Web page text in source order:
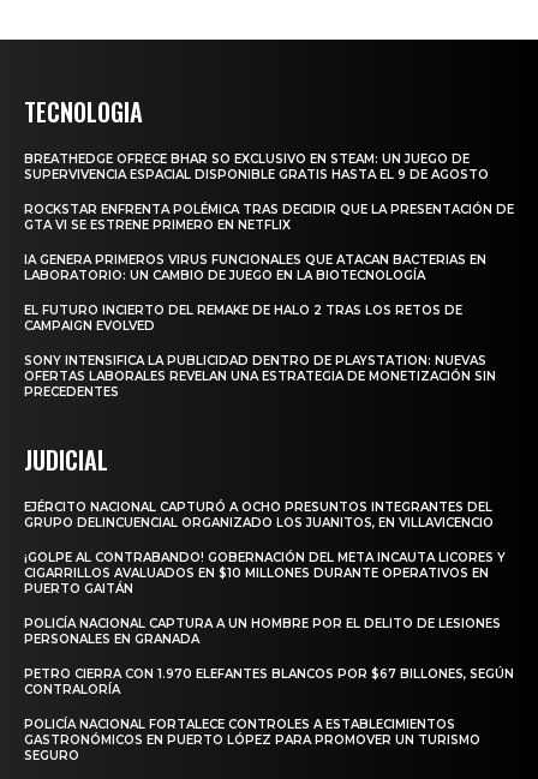
TECNOLOGIA
BREATHEDGE OFRECE BHAR SO EXCLUSIVO EN STEAM: UN JUEGO DE
SUPERVIVENCIA ESPACIAL DISPONIBLE GRATIS HASTA EL 9 DE AGOSTO
ROCKSTAR ENFRENTA POLÉMICA TRAS DECIDIR QUE LA PRESENTACIÓN DE
GTA VI SE ESTRENE PRIMERO EN NETFLIX
IA GENERA PRIMEROS VIRUS FUNCIONALES QUE ATACAN BACTERIAS EN
LABORATORIO: UN CAMBIO DE JUEGO EN LA BIOTECNOLOGÍA
EL FUTURO INCIERTO DEL REMAKE DE HALO 2 TRAS LOS RETOS DE
CAMPAIGN EVOLVED
SONY INTENSIFICA LA PUBLICIDAD DENTRO DE PLAYSTATION: NUEVAS
OFERTAS LABORALES REVELAN UNA ESTRATEGIA DE MONETIZACIÓN SIN
PRECEDENTES
JUDICIAL
EJÉRCITO NACIONAL CAPTURÓ A OCHO PRESUNTOS INTEGRANTES DEL
GRUPO DELINCUENCIAL ORGANIZADO LOS JUANITOS, EN VILLAVICENCIO
¡GOLPE AL CONTRABANDO! GOBERNACIÓN DEL META INCAUTA LICORES Y
CIGARRILLOS AVALUADOS EN $10 MILLONES DURANTE OPERATIVOS EN
PUERTO GAITÁN
POLICÍA NACIONAL CAPTURA A UN HOMBRE POR EL DELITO DE LESIONES
PERSONALES EN GRANADA
PETRO CIERRA CON 1.970 ELEFANTES BLANCOS POR $67 BILLONES, SEGÚN
CONTRALORÍA
POLICÍA NACIONAL FORTALECE CONTROLES A ESTABLECIMIENTOS
GASTRONÓMICOS EN PUERTO LÓPEZ PARA PROMOVER UN TURISMO
SEGURO